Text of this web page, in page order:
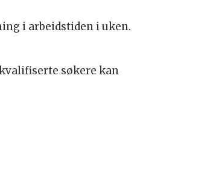
i arbeidstiden i uken.
søkere kan